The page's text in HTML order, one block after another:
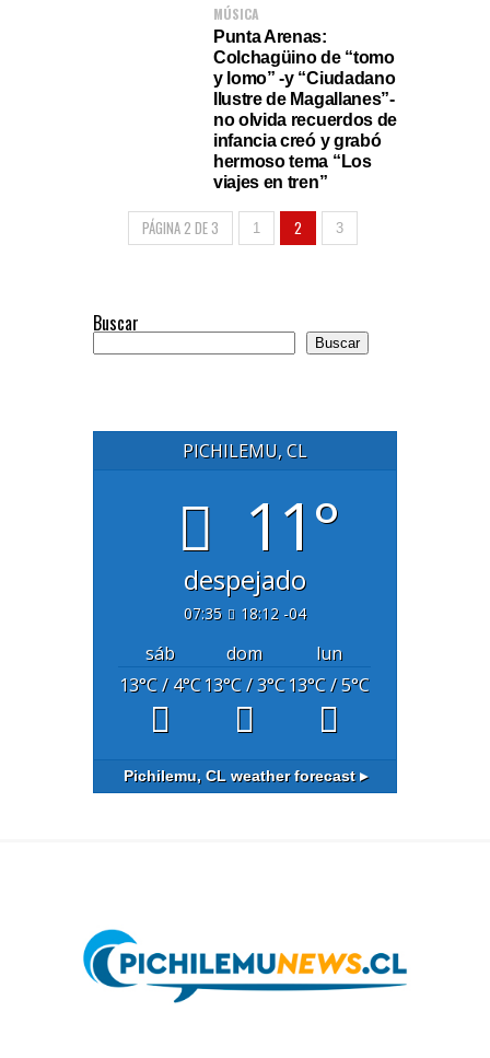
MÚSICA
Punta Arenas:
Colchagüino de “tomo
y lomo” -y “Ciudadano
Ilustre de Magallanes”-
no olvida recuerdos de
infancia creó y grabó
hermoso tema “Los
viajes en tren”
PÁGINA 2 DE 3 1 2 3
Buscar
Buscar
PICHILEMU, CL
11°
despejado
07:35 18:12 -04
sáb dom
lun
13°C/ 4°C13°C/ 3°C13°C/ 5°C
Pichilemu, CL weather forecast ▸